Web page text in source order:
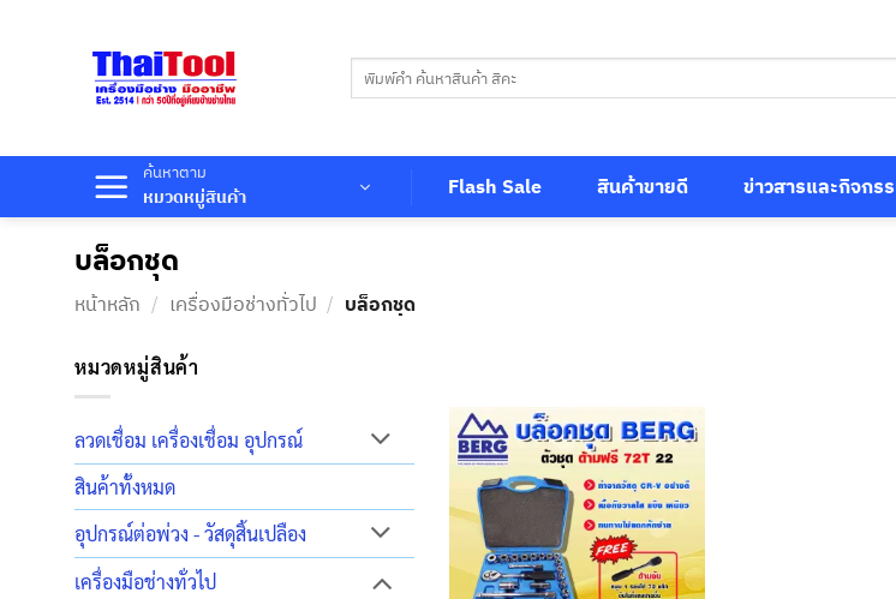
ค้นหาตาม
หมวดหมู่สินค้า Flash Sale สินค้าขายดี ข่าวสารและกิจกร
บล็อกชุด
หน้าหลัก / เครื่องมือช่างทั่วไป / บล็อกชุด
หมวดหมู่สินค้า
ลวดเชื่อม เครื่องเชื่อม อุปกรณ์
สินค้าทั้งหมด
อุปกรณ์ต่อพ่วง - วัสดุสิ้นเปลือง
เครื่องมือช่างทั่วไป